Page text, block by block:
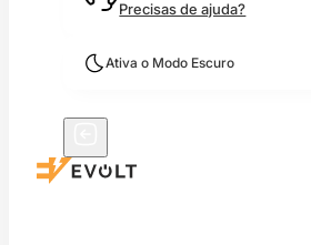
Precisas de ajuda?
Ativa o Modo Escuro